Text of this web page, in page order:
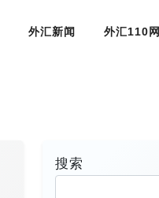
外汇新闻 外汇110网
搜索